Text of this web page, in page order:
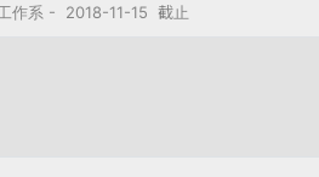
作系 - 2018-11-15 截止